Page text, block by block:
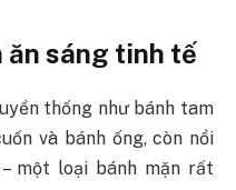
ăn sáng tinh tế
thống như bánh tam
và bánh ống, còn nổi
một loại bánh mặn rất